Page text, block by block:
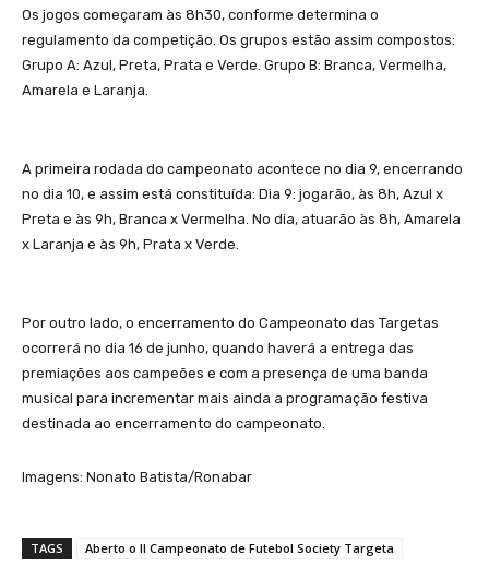
Os jogos começaram às 8h30, conforme determina o
regulamento da competição. Os grupos estão assim compostos:
Grupo A: Azul, Preta, Prata e Verde. Grupo B: Branca, Vermelha,
Amarela e Laranja.
A primeira rodada do campeonato acontece no dia 9, encerrando
no dia 10, e assim está constituída: Dia 9: jogarão, às 8h, Azul x
Preta e às 9h, Branca x Vermelha. No dia, atuarão às 8h, Amarela
x Laranja e às 9h, Prata x Verde.
Por outro lado, o encerramento do Campeonato das Targetas
ocorrerá no dia 16 de junho, quando haverá a entrega das
premiações aos campeões e com a presença de uma banda
musical para incrementar mais ainda a programação festiva
destinada ao encerramento do campeonato.
Imagens: Nonato Batista/Ronabar
TAGS Aberto o II Campeonato de Futebol Society Targeta